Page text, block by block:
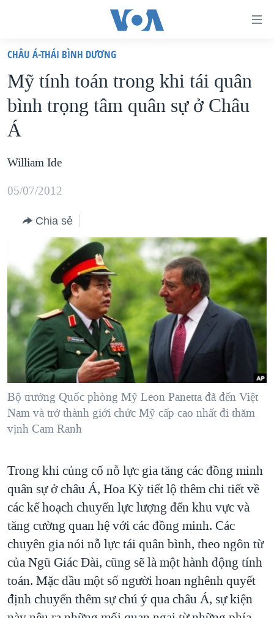
truy
cập
Tới
nội
chính
điều
hướng
tới
"Tìm"
VIỆT NAM
HOA KỲ
BIỂN ĐÔNG
THẾ GIỚI
DIỄN ĐÀN
MỤC
TỰ DO BÁO CHÍ
VẠCH TRẦN TIN GIẢ
NGƯỜI VIỆT HẢI NGOẠI
ĐỜI SỐNG
KINH TẾ
KHOA HỌC
SỨC KHOẺ
VĂN HOÁ
THỂ THAO
CHUYÊN ĐỀ
CHIẾN TRANH THƯƠNG MẠI CỦA MỸ: QUÁ KHỨ VÀ HIỆN
TẠI
HÀNH TRÌNH BẦU CỬ 2024
MỘT NĂM CHIẾN TRANH TẠI DẢI GAZA
GIẢI MÃ VÀNH ĐAI & CON ĐƯỜNG
NGÀY TỊ NẠN THẾ GIỚI
GROUND ZERO – XƯA VÀ NAY
CHI PHÍ CHIẾN TRANH AFGHANISTAN
THƯỢNG ĐỈNH TRUMP-KIM TẠI VIỆT NAM
TRỊNH VĨNH BÌNH VS. CHÍNH PHỦ VIỆT NAM
NGƯ DÂN VIỆT VÀ LÀN SÓNG TRỘM HẢI SÂM
BÊN KIA QUỐC LỘ: TIẾNG VỌNG TỪ NÔNG THÔN MỸ
QUAN HỆ VIỆT MỸ
HỌC TIẾNG ANH
VIDEO
NGHE
MẠNG XÃ HỘI
Ngôn ngữ khác
CHÂU Á-THÁI BÌNH DƯƠNG
Mỹ tính toán trong khi tái quân
bình trọng tâm quân sự ở Châu
Á
William Ide
05/07/2012
Chia sẻ
Bộ trưởng Quốc phòng Mỹ Leon Panetta đã đến Việt
Nam và trở thành giới chức Mỹ cấp cao nhất đi thăm
vịnh Cam Ranh
Trong khi củng cố nỗ lực gia tăng các đồng minh
quân sự ở châu Á, Hoa Kỳ tiết lộ thêm chi tiết về
các kế hoạch chuyển lực lượng đến khu vực và
tăng cường quan hệ với các đồng minh. Các
chuyên gia nói nỗ lực tái quân bình, theo ngôn từ
của Ngũ Giác Ðài, cũng sẽ là một hành động tính
toán. Mặc dầu một số người hoan nghênh quyết
định chuyển thêm sự chú ý qua châu Á, sự kiện